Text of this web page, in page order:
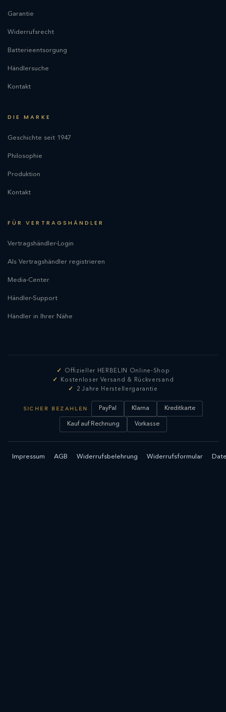
Garantie
Widerrufsrecht
Batterieentsorgung
Händlersuche
Kontakt
DIE MARKE
Geschichte seit 1947
Philosophie
Produktion
Kontakt
FÜR VERTRAGSHÄNDLER
Vertragshändler-Login
Als Vertragshändler registrieren
Media-Center
Händler-Support
Händler in Ihrer Nähe
Offizieller HERBELIN Online-Shop
Kostenloser Versand & Rückversand
2 Jahre Herstellergarantie
SICHER BEZAHLEN PayPal Klarna Kreditkarte
Kauf auf Rechnung Vorkasse
Impressum AGB Widerrufsbelehrung Widerrufsformular